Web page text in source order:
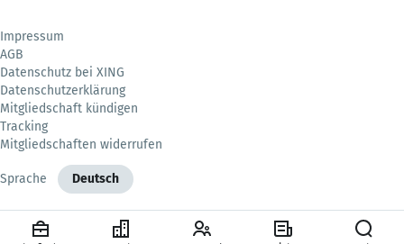
Impressum
AGB
Datenschutz bei XING
Datenschutzerklärung
Mitgliedschaft kündigen
Tracking
Mitgliedschaften widerrufen
Sprache Deutsch